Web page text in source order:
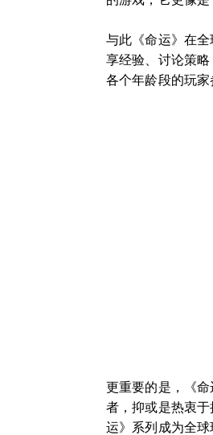
与此《命运》在
享经验、讨论策
各个年龄段的玩家
更重要的是，《
者，抑或是热衷
运》系列成为全球